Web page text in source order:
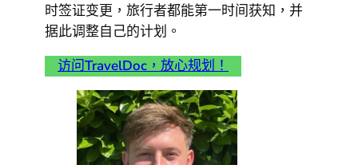
时签证变更，旅行者都能第一时间获知，并
据此调整自己的计划。
访问TravelDoc ，放心规划！